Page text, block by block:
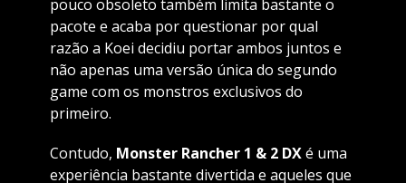
pouco obsoleto também limita bastante o
pacote e acaba por questionar por qual
razão a Koei decidiu portar ambos juntos e
não apenas uma versão única do segundo
game com os monstros exclusivos do
primeiro.
Contudo, Monster Rancher 1 & 2 DXé uma
experiência bastante divertida e aqueles que